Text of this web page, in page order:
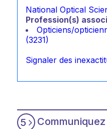
National Optical
Profession(s)
Opticiens/
(3231)
Signaler des
5